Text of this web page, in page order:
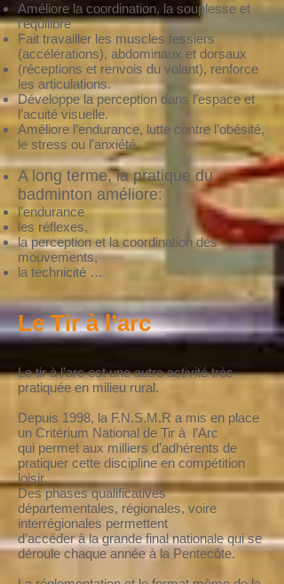
Améliore la coordination, la souplesse et
l’équilibre
Fait travailler les muscles fessiers
(accélérations), abdominaux et dorsaux
(réceptions et renvois du volant), renforce
les articulations.
Développe la perception dans l’espace et
l’acuité visuelle.
Améliore l’endurance, lutte contre l’obésité,
le stress ou l’anxiété.
A long terme, la pratique du
badminton améliore:
l’endurance
les réflexes,
la perception et la coordination des
mouvements,
la technicité …
Le Tir à l’arc
Le tir à l’arc est une autre activité très
pratiquée en milieu rural.
Depuis 1998, la F.N.S.M.R a mis en place
un Critérium National de Tir à l’Arc
qui permet aux milliers d’adhérents de
pratiquer cette discipline en compétition
loisir.
Des phases qualificatives
départementales, régionales, voire
interrégionales permettent
d’accéder à la grande final nationale qui se
déroule chaque année à la Pentecôte.